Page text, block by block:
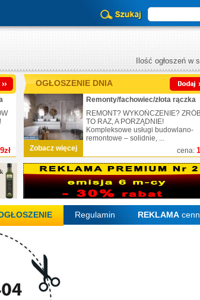
Ilość ogłoszeń w
OGŁOSZENIE DNIA
Zobacz więcej cena:
Remonty/fachowiec/złota rączka
REMONT? WYKOŃCZENIE?
TO RAZ, A PORZĄDNIE!
Kompleksowe usługi budowlano-
remontowe – solidnie, ...
Regulamin REKLAMA